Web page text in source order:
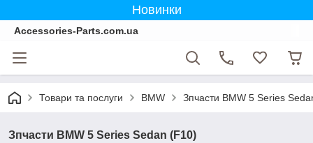
Новинки
Accessories-Parts.com.ua
Товари та послуги BMW Зпчасти BMW 5 Series
Зпчасти BMW 5 Series Sedan (F10)